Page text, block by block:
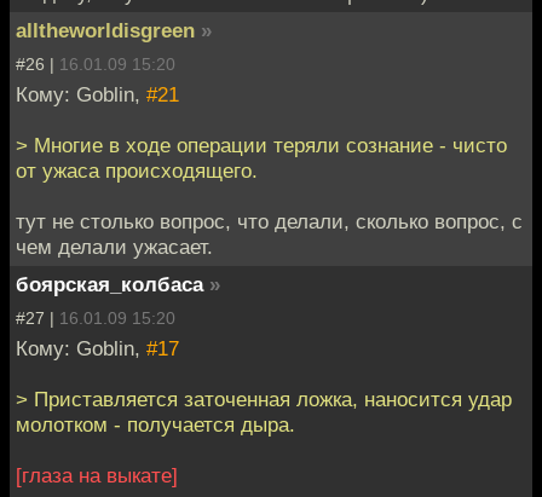
alltheworldisgreen »
#26 | 16.01.09 15:20
Кому: Goblin, #21
> Многие в ходе операции теряли сознание - чисто
от ужаса происходящего.
тут не столько вопрос, что делали, сколько вопрос, с
чем делали ужасает.
боярская_колбаса »
#27 | 16.01.09 15:20
Кому: Goblin, #17
> Приставляется заточенная ложка, наносится удар
молотком - получается дыра.
[глаза на выкате]